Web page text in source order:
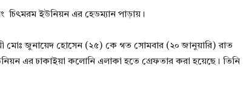
চিৎমরম ইউনিয়ন এর হেডম্যান পাড়ায়।
মোঃ জুনায়েদ হোসেন (২৫) কে গত সোমবার (২০ জানুয়ারি) রাত
এর ঢাকাইয়া কলোনি এলাকা হতে গ্রেফতার করা হয়েছে। তিনি